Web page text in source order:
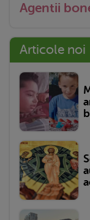
Agentii
Articole noi